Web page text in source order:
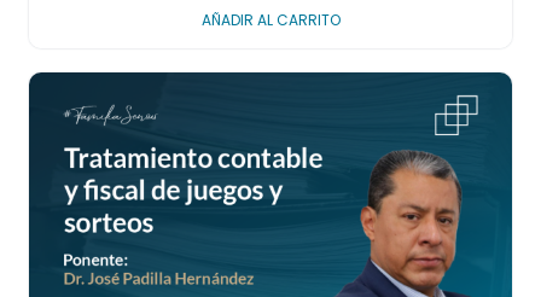
AÑADIR AL CARRITO